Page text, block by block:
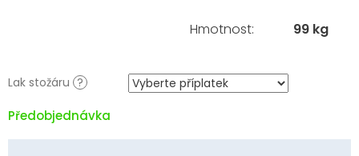
Předobjednávka
Lak stožáru ?
Hmotnost: 99 kg